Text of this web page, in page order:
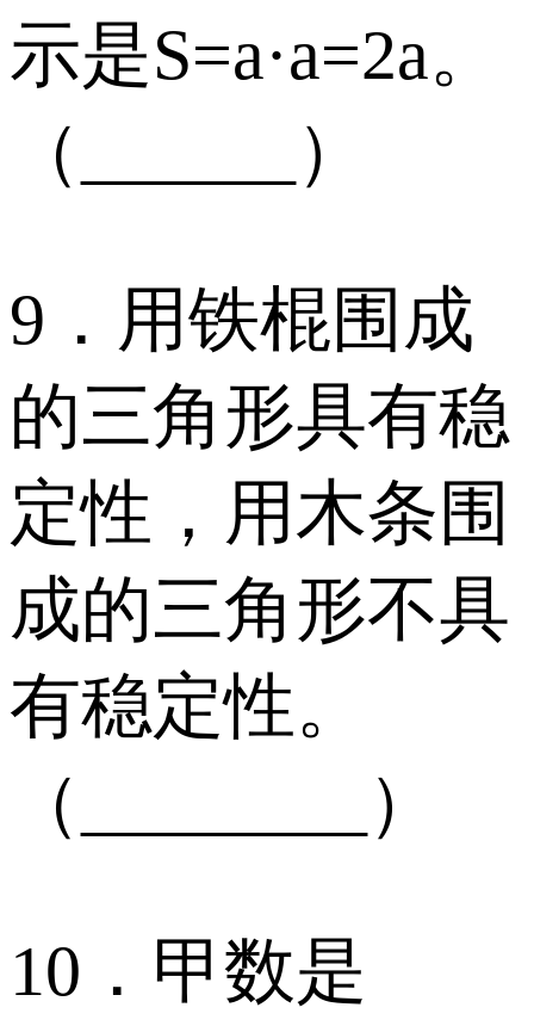
示是S=a·a=2a。
（______）
9．用铁棍围成
的三角形具有稳
定性，用木条围
成的三角形不具
有稳定性。
（________）
10．甲数是